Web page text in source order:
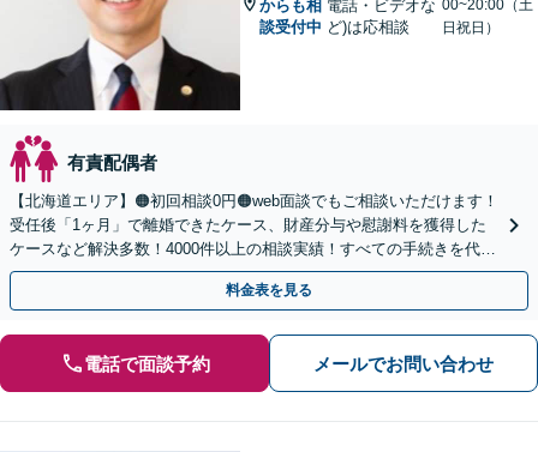
からも相
談受付中
電話・ビデオな
ど)は応相談
00~20:00（土
日祝日）
有責配偶者
【北海道エリア】🟠初回相談0円🟠web面談でもご相談いただけます！
受任後「1ヶ月」で離婚できたケース、財産分与や慰謝料を獲得した
ケースなど解決多数！4000件以上の相談実績！すべての手続きを代理
し、有利な解決を目指します【完全個室】
料金表を見る
電話で面談予約 メールでお問い合わせ